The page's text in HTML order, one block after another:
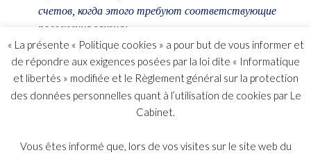
счетов, когда этого требуют соответствующие
положения закона;
Ведении явно неполных или нерегулярных
бухгалтерских счетов в свете соответствующих
положенийзакона».
Преступления, связанные с преступлением банкротства
статьях L. 654-8 — L. 654-15 Коммерческого кодекса.
« La présente « Politique cookies » a pour but de vous informer et
de répondre aux exigences posées par la loi dite « Informatique
et libertés » modifiée et le Règlement général sur la protection
des données personnelles quant à l’utilisation de cookies par Le
Cabinet.
Vous êtes informé que, lors de vos visites sur le site web du